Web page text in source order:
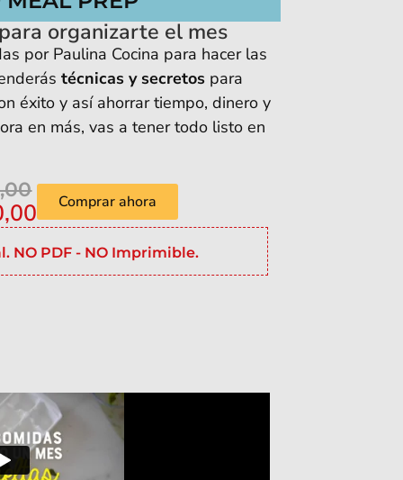
organizarte el mes
por Paulina Cocina para hacer las
técnicas y secretos para
éxito y así ahorrar tiempo, dinero y
en más, vas a tener todo listo en
Comprar ahora
NO PDF - NO Imprimible.